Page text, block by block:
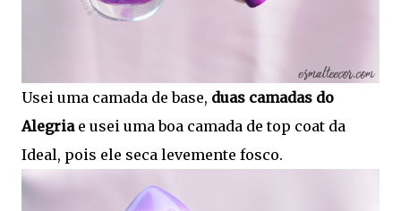
Usei uma camada de base, duas camadas do
Alegriae usei uma boa camada de top coat da
Ideal, pois ele seca levemente fosco.